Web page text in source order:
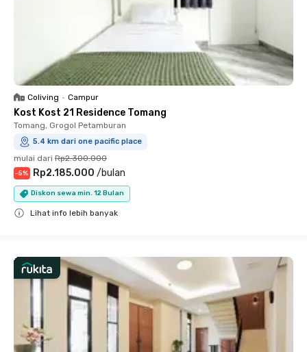
Coliving • Campur
Kost Kost 21 Residence Tomang
Tomang, Grogol Petamburan
5.4 km dari one pacific place
mulai dari Rp2.300.000
-5% Rp2.185.000 /bulan
Diskon sewa min. 12 Bulan
Lihat info lebih banyak